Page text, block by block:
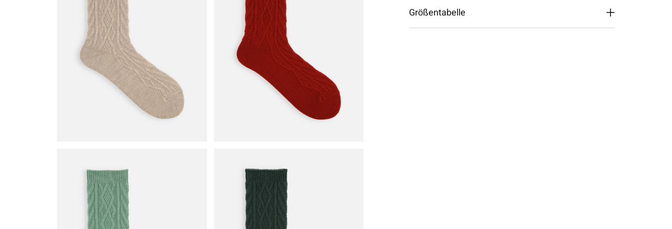
Größentabelle